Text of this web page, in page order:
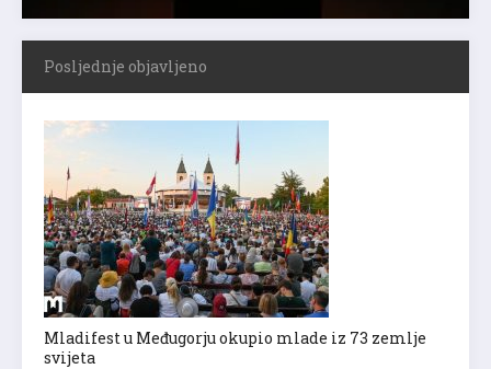
Posljednje objavljeno
Mladifest u Međugorju okupio mlade iz 73 zemlje
svijeta